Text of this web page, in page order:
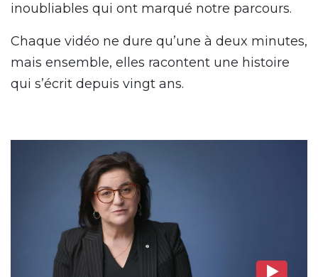
inoubliables qui ont marqué notre parcours.
Chaque vidéo ne dure qu’une à deux minutes,
mais ensemble, elles racontent une histoire
qui s’écrit depuis vingt ans.